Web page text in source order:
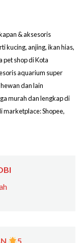
& aksesoris
kucing, anjing, ikan hias,
pet shop di Kota
aquarium super
dan lain
murah dan lengkap di
marketplace: Shopee,
5